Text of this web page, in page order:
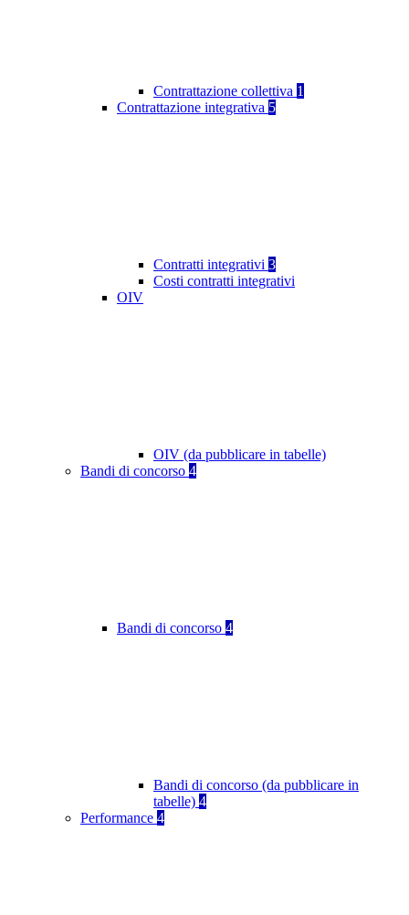
Contrattazione collettiva 1
Contrattazione integrativa 5
Contratti integrativi 3
Costi contratti integrativi
OIV
OIV (da pubblicare in tabelle)
Bandi di concorso 4
Bandi di concorso 4
Bandi di concorso (da pubblicare in
tabelle) 4
Performance 4